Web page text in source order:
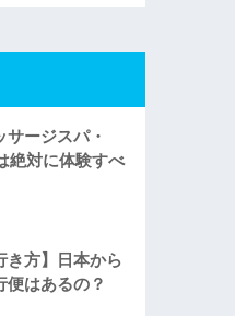
ージスパ・
絶対に体験すべ
き方】日本から
便はあるの？